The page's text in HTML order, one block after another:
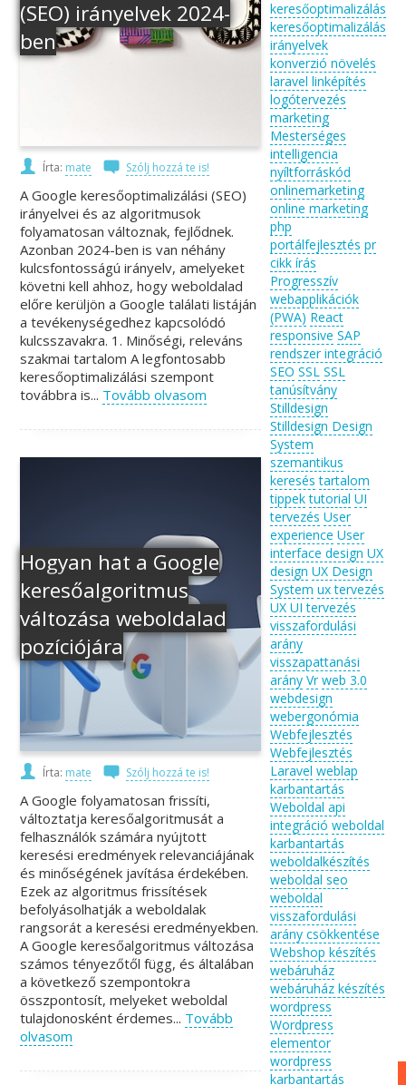
(SEO) irányelvek 2024-
ben
Írta: mate Szólj hozzá te is!
A Google keresőoptimalizálási (SEO)
irányelvei és az algoritmusok
folyamatosan változnak, fejlődnek.
Azonban 2024-ben is van néhány
kulcsfontosságú irányelv, amelyeket
követni kell ahhoz, hogy weboldalad
előre kerüljön a Google találati listáján
a tevékenységedhez kapcsolódó
kulcsszavakra. 1. Minőségi, releváns
szakmai tartalom A legfontosabb
keresőoptimalizálási szempont
továbbra is... Tovább olvasom
Hogyan hat a Google
keresőalgoritmus
változása weboldalad
pozíciójára
Írta: mate Szólj hozzá te is!
A Google folyamatosan frissíti,
változtatja keresőalgoritmusát a
felhasználók számára nyújtott
keresési eredmények relevanciájának
és minőségének javítása érdekében.
Ezek az algoritmus frissítések
befolyásolhatják a weboldalak
rangsorát a keresési eredményekben.
A Google keresőalgoritmus változása
számos tényezőtől függ, és általában
a következő szempontokra
összpontosít, melyeket weboldal
tulajdonosként érdemes... Tovább
olvasom
keresőoptimalizálás
keresőoptimalizálás
irányelvek
konverzió növelés
laravel linképítés
logótervezés
marketing
Mesterséges
intelligencia
nyíltforráskód
onlinemarketing
online marketing
php
portálfejlesztés pr
cikk írás
Progresszív
webapplikációk
(PWA) React
responsive SAP
rendszer integráció
SEO SSL SSL
tanúsítvány
Stilldesign
Stilldesign Design
System
szemantikus
keresés tartalom
tippek tutorial UI
tervezés User
experience User
interface design UX
design UX Design
System ux tervezés
UX UI tervezés
visszafordulási
arány
visszapattanási
arány Vr web 3.0
webdesign
webergonómia
Webfejlesztés
Webfejlesztés
Laravel weblap
karbantartás
Weboldal api
integráció weboldal
karbantartás
weboldalkészítés
weboldal seo
weboldal
visszafordulási
arány csökkentése
Webshop készítés
webáruház
webáruház készítés
wordpress
Wordpress
elementor
wordpress
karbantartás